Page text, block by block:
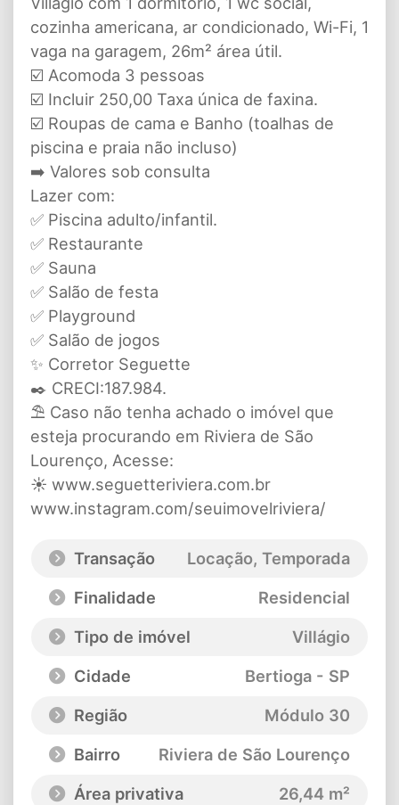
cozinha americana, ar condicionado, Wi-Fi, 1
vaga na garagem, 26m² área útil.
☑️ Acomoda 3 pessoas
☑️ Incluir 250,00 Taxa única de faxina.
☑️ Roupas de cama e Banho (toalhas de
piscina e praia não incluso)
➡️ Valores sob consulta
Lazer com:
✅ Piscina adulto/infantil.
✅ Restaurante
✅ Sauna
✅ Salão de festa
✅ Playground
✅ Salão de jogos
✨ Corretor Seguette
✒️ CRECI:187.984.
⛱️ Caso não tenha achado o imóvel que
esteja procurando em Riviera de São
Lourenço, Acesse:
☀️ www.seguetteriviera.com.br
www.instagram.com/seuimovelriviera/
Transação
Locação, Temporada
Finalidade
Residencial
Tipo de imóvel
Villágio
Cidade
Bertioga - SP
Região
Módulo 30
Bairro
Riviera de São Lourenço
Área privativa
26,44 m²